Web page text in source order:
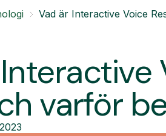
Vad är Interactive Voice
varför